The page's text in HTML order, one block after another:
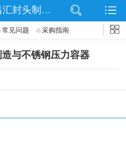
网站首页
信息动态
沧州昌汇封头制造有限公司
常见问题 采购指南
与不锈钢压力容器